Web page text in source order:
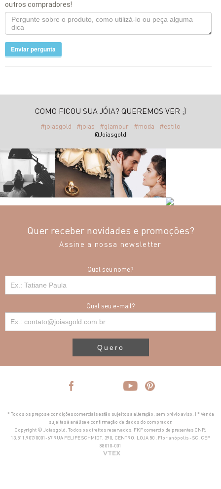
outros compradores!
Enviar pergunta
COMO FICOU SUA JÓIA? QUEREMOS VER ;)
#joiasgold #joias #glamour #moda #estilo
@Joiasgold
Quer receber novidades e promoções?
Assine a nossa newsletter
Qual seu nome?
Qual seu e-mail?
Quero
* Todos os preços e condições comerciais estão sujeitos a alteração, sem prévio aviso. | * Venda
sujeitas à análise e confirmação de dados do comprador.
Copyright © Joiasgold. Todos os direitos reservados. FKF comercio de presentes CNPJ
13.511.907/0001-67 RUA FELIPE SCHMIDT, 390, CENTRO, LOJA 50 , Florianópolis - SC, CEP
88010-001
VTEX